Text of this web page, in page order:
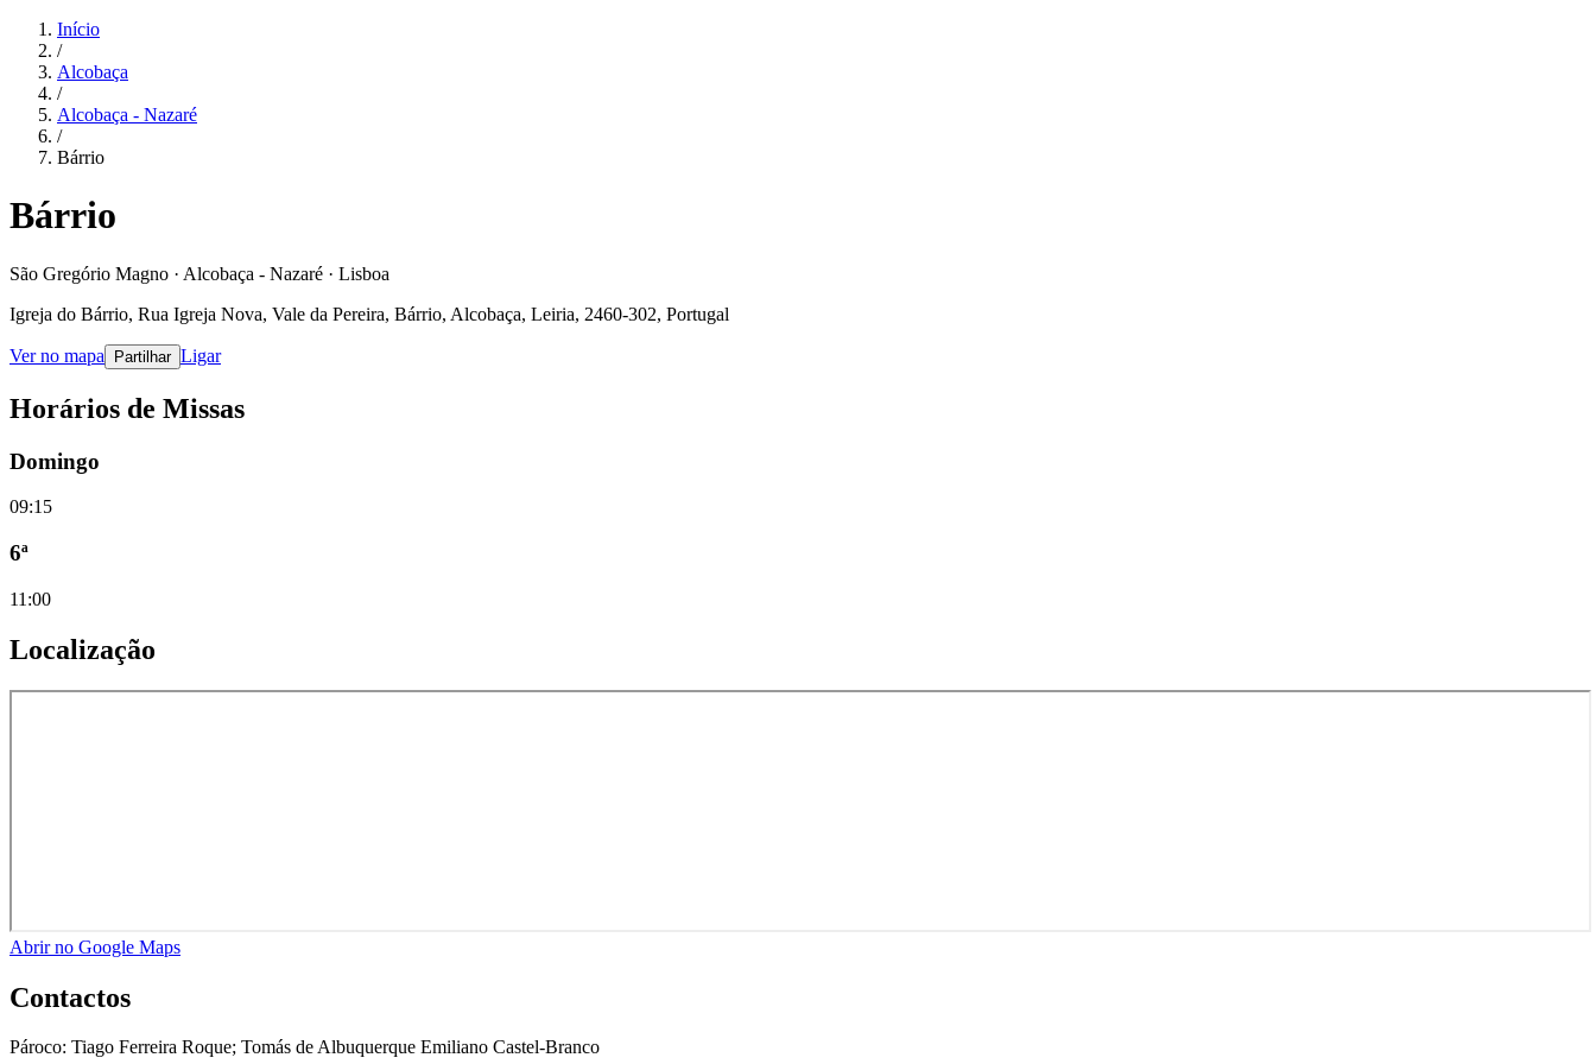
Início
/
Alcobaça
/
Alcobaça - Nazaré
/
Bárrio
Bárrio
São Gregório Magno · Alcobaça - Nazaré · Lisboa
Igreja do Bárrio, Rua Igreja Nova, Vale da Pereira, Bárrio, Alcobaça, Leiria, 2460-302, Portugal
Ver no mapa Partilhar Ligar
Horários de Missas
Domingo
09:15
6ª
11:00
Localização
Abrir no Google Maps
Contactos
Pároco: Tiago Ferreira Roque; Tomás de Albuquerque Emiliano Castel-Branco